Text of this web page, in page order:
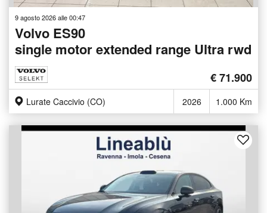
9 agosto 2026 alle 00:47
Volvo ES90
single motor extended range Ultra rwd
€ 71.900
Lurate Caccivio (CO) 2026 1.000 Km